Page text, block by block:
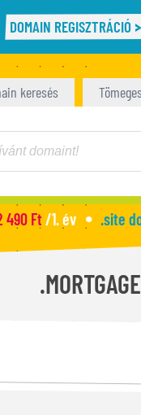
DOMAIN REGISZTRÁCIÓ
keresés
490 Ft/1. év .site